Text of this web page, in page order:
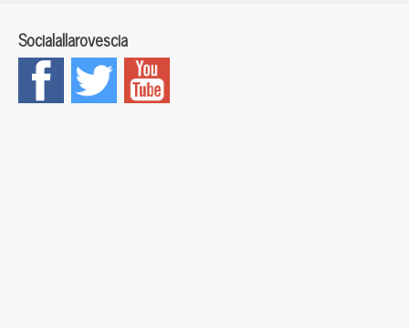
Socialallarovescia